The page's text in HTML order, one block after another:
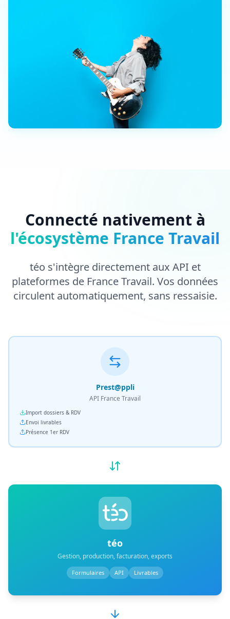
Connecté nativement à
l'écosystème France Travail
téo s'intègre directement aux API et
plateformes de France Travail. Vos données
circulent automatiquement, sans ressaisie.
Prest@ppli
API France Travail
Import dossiers & RDV
Envoi livrables
Présence 1er RDV
téo
Gestion, production, facturation, exports
Formulaires API Livrables